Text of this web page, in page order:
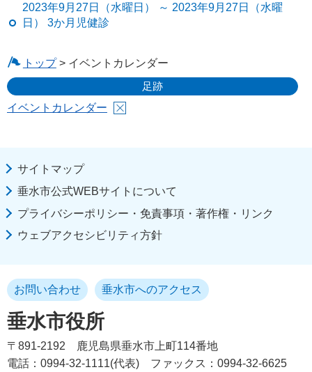
2023年9月27日（水曜日） ～ 2023年9月27日（水曜
日） 3か月児健診
トップ> イベントカレンダー
足跡
イベントカレンダー
サイトマップ
垂水市公式WEBサイトについて
プライバシーポリシー・免責事項・著作権・リンク
ウェブアクセシビリティ方針
垂水市役所
お問い合わせ 垂水市へのアクセス
〒891-2192
鹿児島県垂水市上町114番地
電話：0994-32-1111(代表)
ファックス：0994-32-6625